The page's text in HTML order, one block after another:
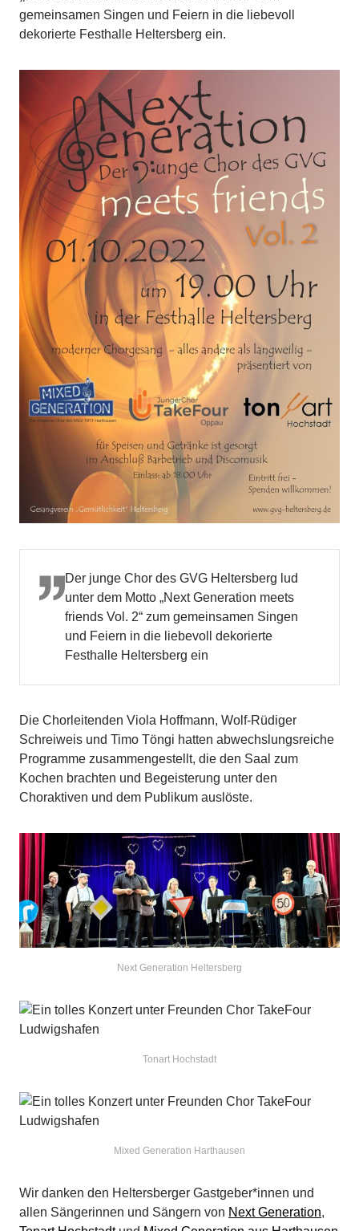
gemeinsamen Singen und Feiern in die liebevoll
dekorierte Festhalle Heltersberg ein.
Der junge Chor des GVG Heltersberg lud
unter dem Motto „Next Generation meets
friends Vol. 2“ zum gemeinsamen Singen
und Feiern in die liebevoll dekorierte
Festhalle Heltersberg ein
Die Chorleitenden Viola Hoffmann, Wolf-Rüdiger
Schreiweis und Timo Töngi hatten abwechslungsreiche
Programme zusammengestellt, die den Saal zum
Kochen brachten und Begeisterung unter den
Choraktiven und dem Publikum auslöste.
Next Generation Heltersberg
Tonart Hochstadt
Mixed Generation Harthausen
Wir danken den Heltersberger Gastgeber*innen und
allen Sängerinnen und Sängern von Next Generation,